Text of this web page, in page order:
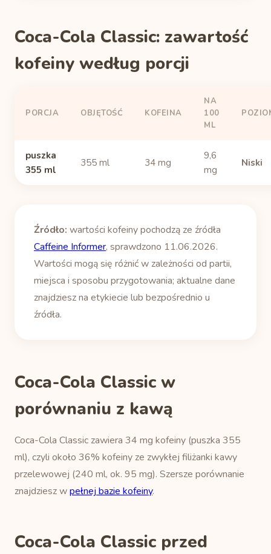
Coca-Cola Classic: zawartość
kofeiny według porcji
PORCJA OBJĘTOŚĆ KOFEINA
NA
100
ML
puszka
355 ml
355 ml 34 mg
9,6
mg
Niski
Źródło: wartości kofeiny pochodzą ze źródła
Caffeine Informer, sprawdzono 11.06.2026.
Wartości mogą się różnić w zależności od partii,
miejsca i sposobu przygotowania; aktualne dane
znajdziesz na etykiecie lub bezpośrednio u
źródła.
Coca-Cola Classic w
porównaniu z kawą
Coca-Cola Classic zawiera 34 mg kofeiny (puszka 355
ml), czyli około 36% kofeiny ze zwykłej filiżanki kawy
przelewowej (240 ml, ok. 95 mg). Szersze porównanie
znajdziesz wpełnej bazie kofeiny.
Coca-Cola Classic przed